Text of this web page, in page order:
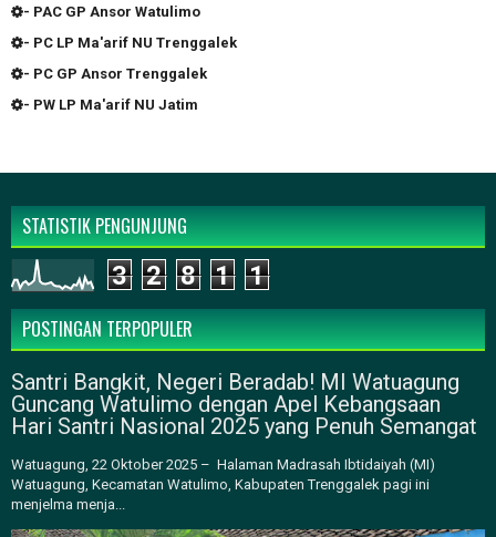
- PAC GP Ansor Watulimo
- PC LP Ma'arif NU Trenggalek
- PC GP Ansor Trenggalek
- PW LP Ma'arif NU Jatim
STATISTIK PENGUNJUNG
3 2 8 1 1
POSTINGAN TERPOPULER
Santri Bangkit, Negeri Beradab! MI Watuagung
Guncang Watulimo dengan Apel Kebangsaan
Hari Santri Nasional 2025 yang Penuh Semangat
Watuagung, 22 Oktober 2025 – Halaman Madrasah Ibtidaiyah (MI)
Watuagung, Kecamatan Watulimo, Kabupaten Trenggalek pagi ini
menjelma menja...